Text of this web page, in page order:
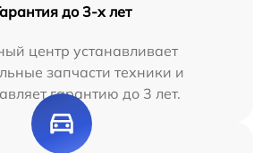
до 3-х лет
центр устанавливает
запчасти техники и
гарантию до 3 лет.